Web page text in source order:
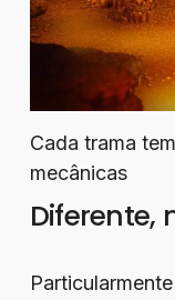
Cada trama
mecânicas
Diferente,